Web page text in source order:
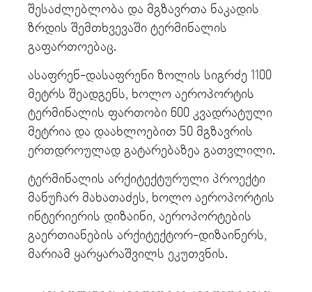
შესაძლებლობა და მგზავრთა ნაკადის
ზრდის შემთხვევაში ტერმინალის
გაფართოებაც.
ასაფრენ-დასაფრენი ზოლის სიგრძე 1100
მეტრს შეადგენს, ხოლო აეროპორტის
ტერმინალის ფართობი 600 კვადრატული
მეტრია და დაახლოებით 50 მგზავრის
ერთდროულად გატარებაზეა გათვლილი.
ტერმინალის არქიტექტურული პროექტი
მანუჩარ მახათაძეს, ხოლო აეროპორტის
ინტერიერის დიზაინი, აეროპორტების
გაერთიანების არქიტექტორ-დიზაინერს,
მარიამ ყარყარაშვილს ეკუთვნის.